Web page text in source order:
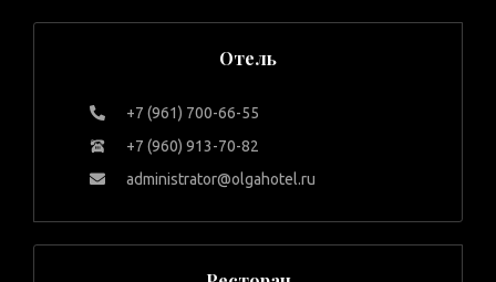
Отель
+7 (961) 700-66-55
+7 (960) 913-70-82
administrator@olgahotel.ru